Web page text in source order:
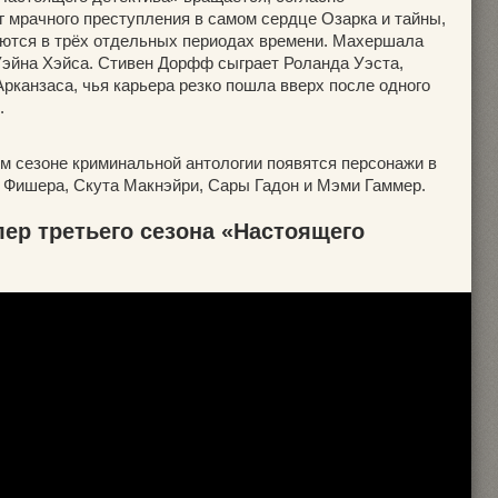
мрачного преступления в самом сердце Озарка и тайны,
в трёх отдельных периодах времени. Махершала
Хэйса. Стивен Дорфф сыграет Роланда Уэста,
чья карьера резко пошла вверх после одного
криминальной антологии появятся персонажи в
Скута Макнэйри, Сары Гадон и Мэми Гаммер.
третьего сезона «Настоящего